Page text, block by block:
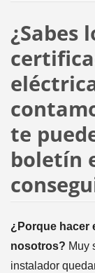
¿Sabes
te
boletín
¿Porque hacer
nosotros? Muy
instalador